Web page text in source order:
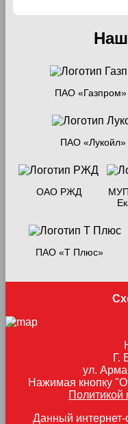
ПАО «Газпром»
ПАО «Лукойл»
ОАО РЖД
МУП
ПАО «Т Плюс»
Г.
ул.
Нажимая кнопку
Политикой
Данный